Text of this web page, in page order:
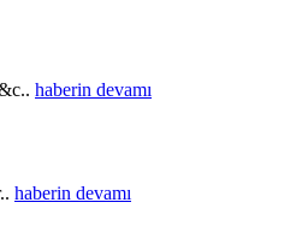
haberin devamı
haberin devamı